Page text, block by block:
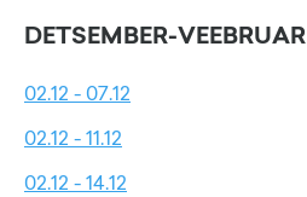
DETSEMBER-VEEBRUAR
02.12 - 07.12
02.12 - 11.12
02.12 - 14.12